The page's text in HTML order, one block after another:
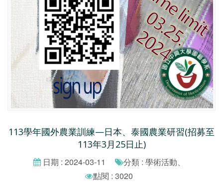
113學年國外農業訓練—日本、泰國農業研習(招募至
113年3月25日止)
日期 : 2024-03-11
分類 : 學術活動、
點閱 : 3020